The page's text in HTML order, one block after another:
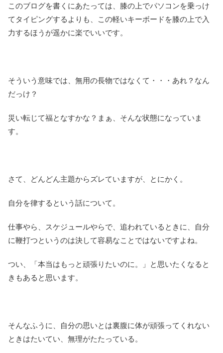
このブログを書くにあたっては、膝の上でパソコンを乗っけ
てタイピングするよりも、この軽いキーボードを膝の上で入
力するほうが遥かに楽でいいです。
そういう意味では、無用の長物ではなくて・・・あれ？なん
だっけ？
災い転じて福となすかな？まぁ、そんな状態になっていま
す。
さて、どんどん主題からズレていますが、とにかく。
自分を律するという話について。
仕事やら、スケジュールやらで、追われているときに、自分
に鞭打つというのは決して容易なことではないですよね。
つい、「本当はもっと頑張りたいのに。」と思いたくなると
きもあると思います。
そんなふうに、自分の思いとは裏腹に体が頑張ってくれない
ときはたいてい、無理がたたっている。